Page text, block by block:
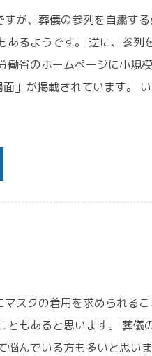
が、葬儀の参列を自粛す
あるようです。 逆に、参列
働省のホームページに小規
」が掲載されています。
スクの着用を求められる
もあると思います。 葬儀
んでいる方も多いと思い